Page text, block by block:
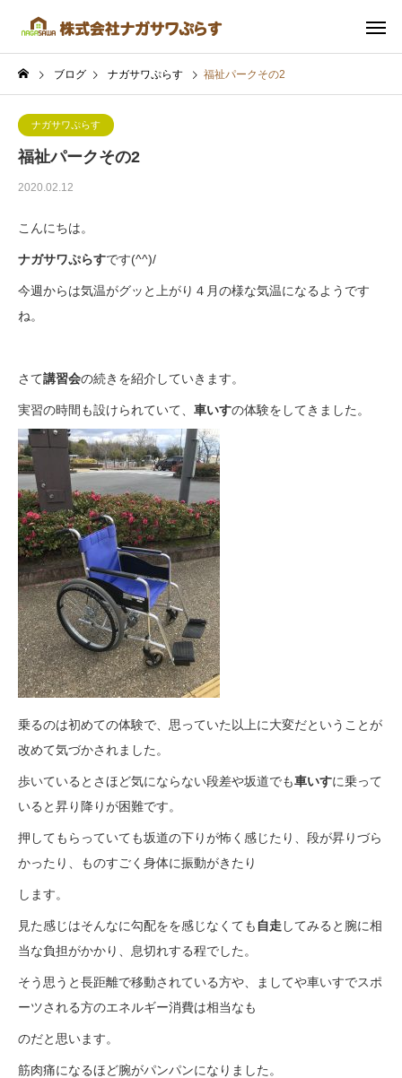
ブログ ナガサワぷらす 福祉パークその2
ナガサワぷらす
福祉パークその2
2020.02.12
こんにちは。
ナガサワぷらすです(^^)/
今週からは気温がグッと上がり４月の様な気温になるようです
ね。
さて講習会の続きを紹介していきます。
実習の時間も設けられていて、 車いすの体験をしてきました。
乗るのは初めての体験で、思っていた以上に大変だということが
改めて気づかされました。
歩いているとさほど気にならない段差や坂道でも車いすに乗って
いると昇り降りが困難です。
押してもらっていても坂道の下りが怖く感じたり、段が昇りづら
かったり、ものすごく身体に振動がきたり
します。
見た感じはそんなに勾配をを感じなくても 自走してみると腕に相
当な負担がかかり、息切れする程でした。
そう思うと長距離で移動されている方や、ましてや車いすでスポ
ーツされる方のエネルギー消費は相当なも
のだと思います。
筋肉痛になるほど腕がパンパンになりました。